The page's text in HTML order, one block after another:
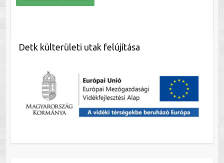
Detk külterületi utak felújítása